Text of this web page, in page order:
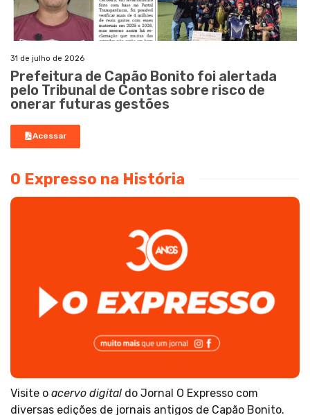
31 de julho de 2026
Prefeitura de Capão Bonito foi alertada
pelo Tribunal de Contas sobre risco de
onerar futuras gestões
Acessar
O Expresso na História
Visite o acervo digital do Jornal O Expresso com
diversas edições de jornais antigos de Capão Bonito.